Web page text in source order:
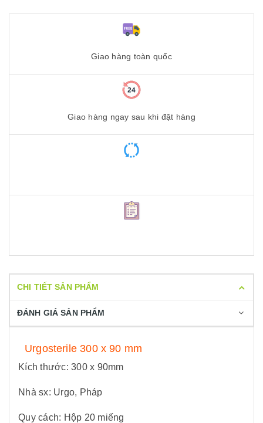
Giao hàng toàn quốc
Giao hàng ngay sau khi đặt hàng
CHI TIẾT SẢN PHẨM
ĐÁNH GIÁ SẢN PHẨM
Urgosterile 300 x 90 mm
Kích thước: 300 x 90mm
Nhà sx: Urgo, Pháp
Quy cách: Hộp 20 miếng